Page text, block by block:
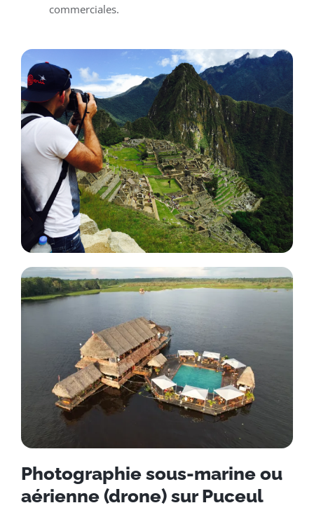
commerciales.
Photographie sous-marine ou
aérienne (drone) sur Puceul